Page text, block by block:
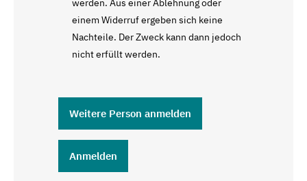
werden. Aus einer Ablehnung oder
einem Widerruf ergeben sich keine
Nachteile. Der Zweck kann dann jedoch
nicht erfüllt werden.
Weitere Person anmelden
Anmelden